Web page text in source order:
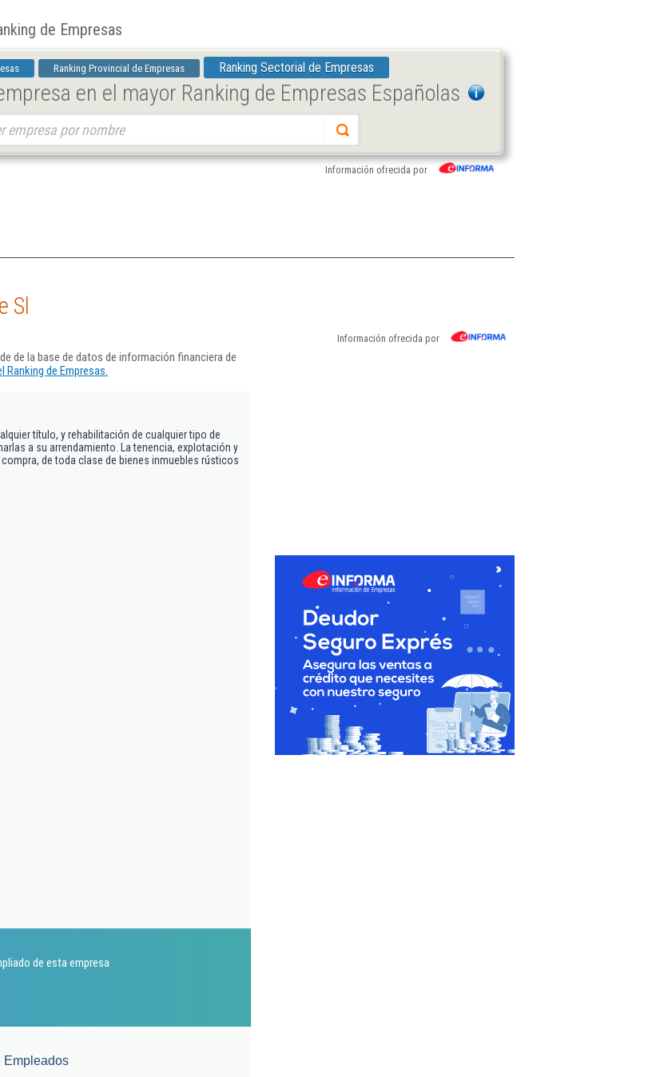
de Empresas
Ranking Provincial de Empresas Ranking Sectorial de Empresas
en el mayor Ranking de Empresas Españolas
Información ofrecida por
Sl
Información ofrecida por
de la base de datos de información financiera de
de Empresas.
título, y rehabilitación de cualquier tipo de
a su arrendamiento. La tenencia, explotación y
de toda clase de bienes inmuebles rústicos
de esta empresa
Empleados